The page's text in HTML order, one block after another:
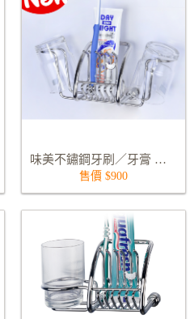
味美不鏽鋼牙刷／牙膏 雙漱口杯架 9130S
售價 $900